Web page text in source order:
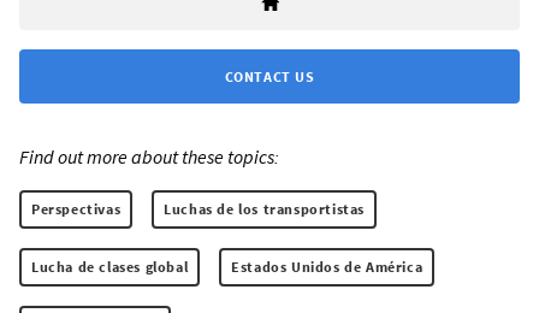
CONTACT US
Find out more about these topics:
Perspectivas Luchas de los transportistas
Lucha de clases global Estados Unidos de América